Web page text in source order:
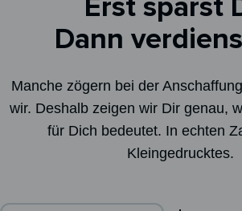
Dann
Manche zögern bei der
wir. Deshalb zeigen wir Dir genau,
für Dich bedeutet. In echten
Kleingedrucktes.